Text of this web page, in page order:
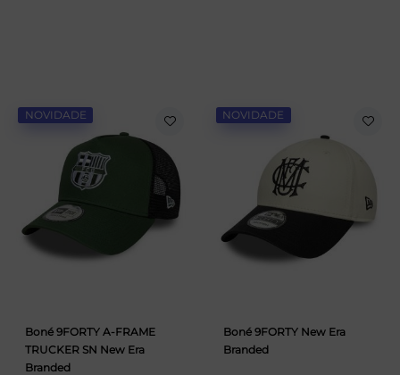
NOVIDADE
Boné 9FORTY A-FRAME
TRUCKER SN New Era
Branded
NOVIDADE
Boné 9FORTY New Era
Branded